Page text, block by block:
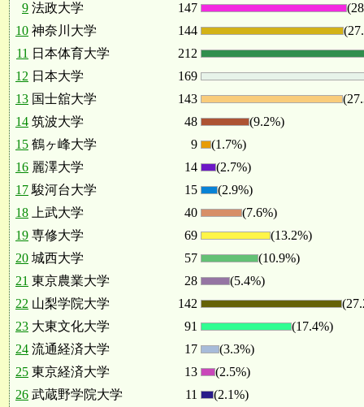
9 法政大学 147
10 神奈川大学 144
11 日本体育大学
212
12 日本大学
169
13 国士舘大学 143
14 筑波大学 48
(9.2%)
15 鶴ヶ峰大学 9
(1.7%)
16 麗澤大学 14
(2.7%)
17 駿河台大学 15
(2.9%)
18
上武大学 40
(7.6%)
19 専修大学 69
(13.2%)
20 城西大学 57
(10.9%)
21 東京農業大学 28
(5.4%)
22 山梨学院大学 142
23 大東文化大学 91
(17.4%)
24 流通経済大学 17
(3.3%)
25 東京経済大学 13
(2.5%)
26 武蔵野学院大学 11
(2.1%)